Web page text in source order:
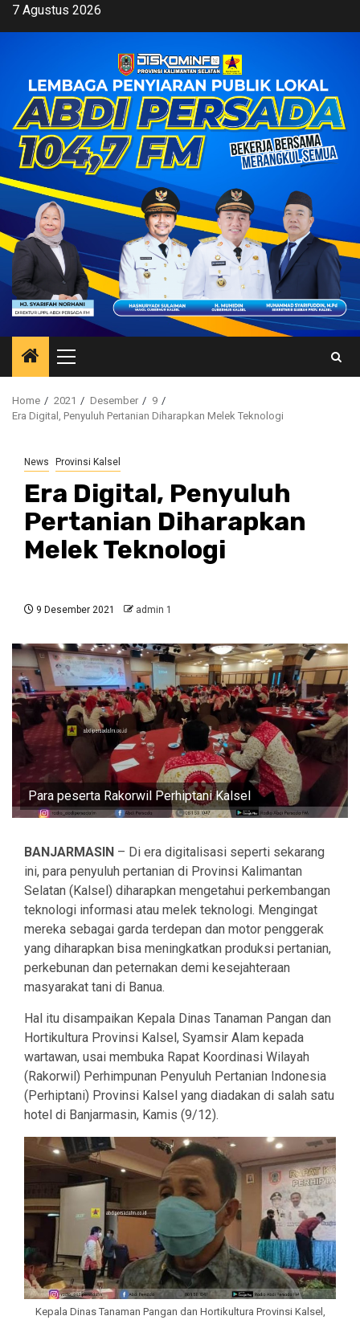
Skip7 Agustus 2026
Primary
Menu
Home 2021 Desember
9
Era Digital, Penyuluh Pertanian Diharapkan Melek Teknologi
News Provinsi Kalsel
Era Digital, Penyuluh
Pertanian Diharapkan
Melek Teknologi
9 Desember 2021 admin 1
Para peserta Rakorwil Perhiptani Kalsel
BANJARMASIN – Di era digitalisasi seperti sekarang
ini, para penyuluh pertanian di Provinsi Kalimantan
Selatan (Kalsel) diharapkan mengetahui perkembangan
teknologi informasi atau melek teknologi. Mengingat
mereka sebagai garda terdepan dan motor penggerak
yang diharapkan bisa meningkatkan produksi pertanian,
perkebunan dan peternakan demi kesejahteraan
masyarakat tani di Banua.
Hal itu disampaikan Kepala Dinas Tanaman Pangan dan
Hortikultura Provinsi Kalsel, Syamsir Alam kepada
wartawan, usai membuka Rapat Koordinasi Wilayah
(Rakorwil) Perhimpunan Penyuluh Pertanian Indonesia
(Perhiptani) Provinsi Kalsel yang diadakan di salah satu
hotel di Banjarmasin, Kamis (9/12).
Kepala Dinas Tanaman Pangan dan Hortikultura Provinsi Kalsel,